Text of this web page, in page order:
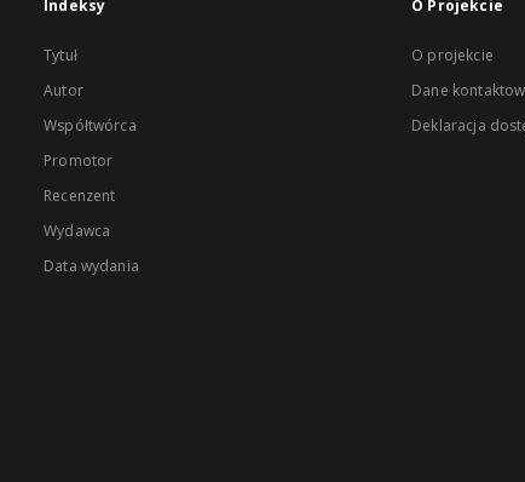
Indeksy
Tytuł
Autor
Współtwórca
Promotor
Recenzent
Wydawca
Data wydania
O Projekcie
O projekcie
Dane
Deklaracja